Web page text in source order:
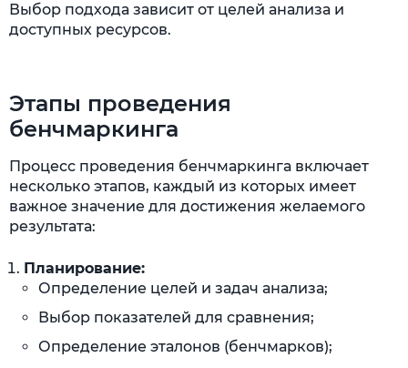
Выбор подхода зависит от целей анализа и
доступных ресурсов.
Этапы проведения
бенчмаркинга
Процесс проведения бенчмаркинга включает
несколько этапов, каждый из которых имеет
важное значение для достижения желаемого
результата:
Планирование:
Определение целей и задач анализа;
Выбор показателей для сравнения;
Определение эталонов (бенчмарков);